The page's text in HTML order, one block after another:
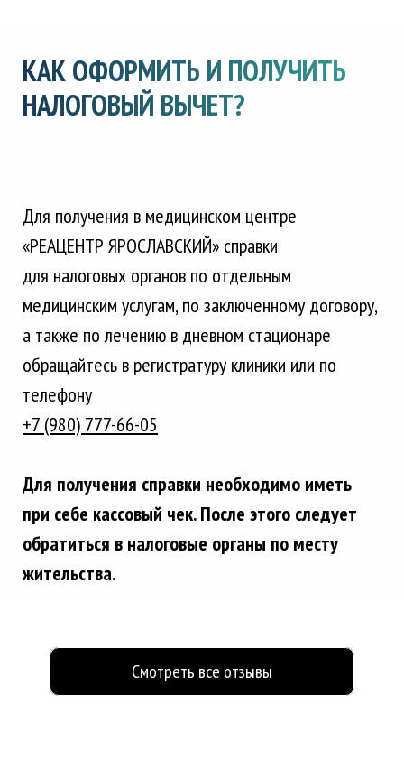
КАК ОФОРМИТЬ И ПОЛУЧИТЬ
НАЛОГОВЫЙ ВЫЧЕТ?
Для получения в медицинском центре
«РЕАЦЕНТР ЯРОСЛАВСКИЙ» справки
для налоговых органов по отдельным
медицинским услугам, по заключенному договору,
а также по лечению в дневном стационаре
обращайтесь в регистратуру клиники или по
телефону
+7 (980) 777-66-05
Для получения справки необходимо иметь
при себе кассовый чек. После этого следует
обратиться в налоговые органы по месту
жительства.
Смотреть все отзывы